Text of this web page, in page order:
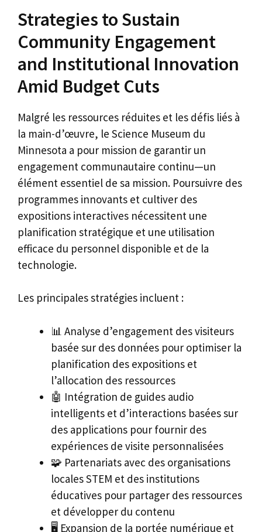
Strategies to Sustain
Community Engagement
and Institutional Innovation
Amid Budget Cuts
Malgré les ressources réduites et les défis liés à
la main-d’œuvre, le Science Museum du
Minnesota a pour mission de garantir un
engagement communautaire continu—un
élément essentiel de sa mission. Poursuivre des
programmes innovants et cultiver des
expositions interactives nécessitent une
planification stratégique et une utilisation
efficace du personnel disponible et de la
technologie.
Les principales stratégies incluent :
📊 Analyse d’engagement des visiteurs
basée sur des données pour optimiser la
planification des expositions et
l’allocation des ressources
🤖 Intégration de guides audio
intelligents et d’interactions basées sur
des applications pour fournir des
expériences de visite personnalisées
🧩 Partenariats avec des organisations
locales STEM et des institutions
éducatives pour partager des ressources
et développer du contenu
🖥️ Expansion de la portée numérique et